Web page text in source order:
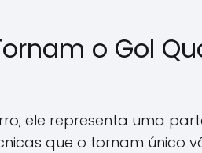
o Gol
ele representa uma
que o tornam único